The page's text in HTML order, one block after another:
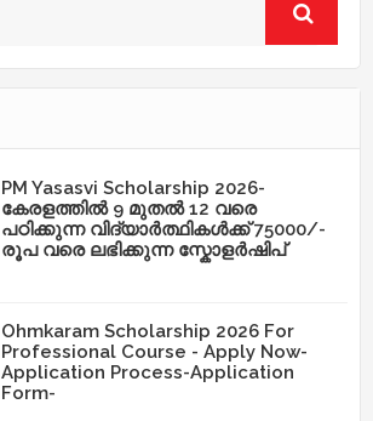
PM Yasasvi Scholarship 2026-
കേരളത്തിൽ 9 മുതൽ 12 വരെ
പഠിക്കുന്ന വിദ്യാർത്ഥികൾക്ക് 75000/-
രൂപ വരെ ലഭിക്കുന്ന സ്കോളർഷിപ്
Ohmkaram Scholarship 2026 For
Professional Course - Apply Now-
Application Process-Application
Form-